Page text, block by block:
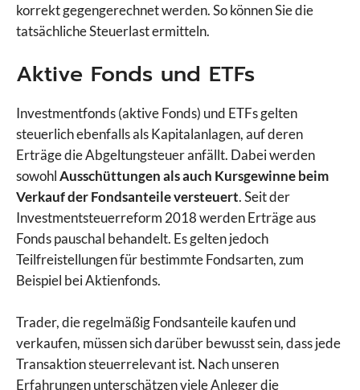
korrekt gegengerechnet werden. So können Sie die
tatsächliche Steuerlast ermitteln.
Aktive Fonds und ETFs
Investmentfonds (aktive Fonds) und ETFs gelten
steuerlich ebenfalls als Kapitalanlagen, auf deren
Erträge die Abgeltungsteuer anfällt. Dabei werden
sowohlAusschüttungen als auch Kursgewinne beim
Verkauf der Fondsanteile versteuert. Seit der
Investmentsteuerreform 2018 werden Erträge aus
Fonds pauschal behandelt. Es gelten jedoch
Teilfreistellungen für bestimmte Fondsarten, zum
Beispiel bei Aktienfonds.
Trader, die regelmäßig Fondsanteile kaufen und
verkaufen, müssen sich darüber bewusst sein, dass jede
Transaktion steuerrelevant ist. Nach unseren
Erfahrungen unterschätzen viele Anleger die